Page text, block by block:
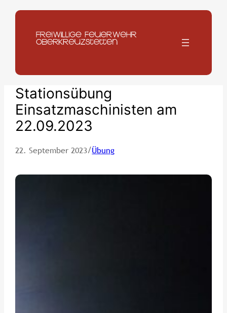
Zum
springen
Stationsübung
Einsatzmaschinisten am
22.09.2023
22. September 2023/Übung